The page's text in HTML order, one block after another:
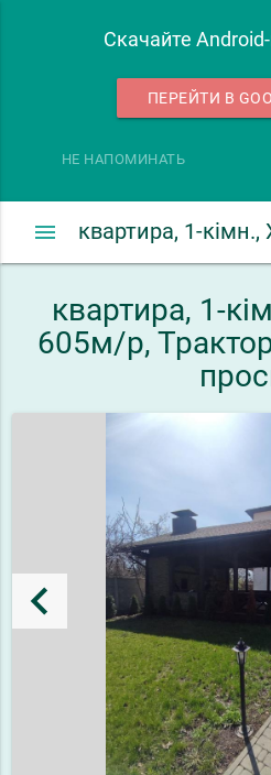
Скачайте
ПЕРЕЙТИ В
НЕ НАПОМИНАТЬ
menu
квартира, 1-
605м/р,
keyboard_arrow_left